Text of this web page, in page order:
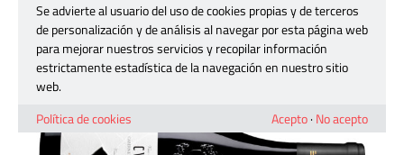
CV05 Cabernet Sauvignon
12 diciembre, 2025
Se advierte al usuario del uso de cookies propias y de terceros
de personalización y de análisis al navegar por esta página web
para mejorar nuestros servicios y recopilar información
estrictamente estadística de la navegación en nuestro sitio
web.
Política de cookies
Acepto· No acepto